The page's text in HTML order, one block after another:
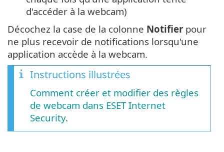
d'accéder à la webcam)
Décochez la case de la colonne Notifier pour
ne plus recevoir de notifications lorsqu'une
application accède à la webcam.
Instructions illustrées
Comment créer et modifier des règles
de webcam dans ESET Internet
Security.